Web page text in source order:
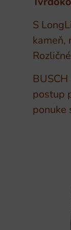
S
kameň,
postup
ponuke